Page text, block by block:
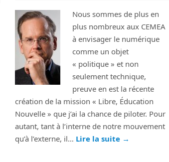
Nous sommes de plus en
plus nombreux aux CEMEA
à envisager le numérique
comme un objet
« politique » et non
seulement technique,
preuve en est la récente
création de la mission « Libre, Éducation
Nouvelle » que j’ai la chance de piloter. Pour
autant, tant à l’interne de notre mouvement
qu’à l’externe, il… Lire la suite →